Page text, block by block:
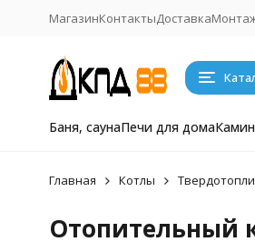
МагазинКонтактыДоставка
Баня, саунаПечи для дома
Главная Котлы
Отопительный